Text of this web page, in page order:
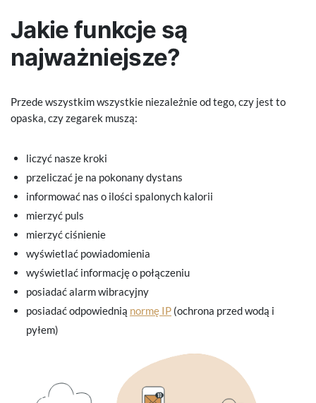
Jakie funkcje są
najważniejsze?
Przede wszystkim wszystkie niezależnie od tego, czy jest to
opaska, czy zegarek muszą:
liczyć nasze kroki
przeliczać je na pokonany dystans
informować nas o ilości spalonych kalorii
mierzyć puls
mierzyć ciśnienie
wyświetlać powiadomienia
wyświetlać informację o połączeniu
posiadać alarm wibracyjny
posiadać odpowiednią normę IP (ochrona przed wodą i
pyłem)